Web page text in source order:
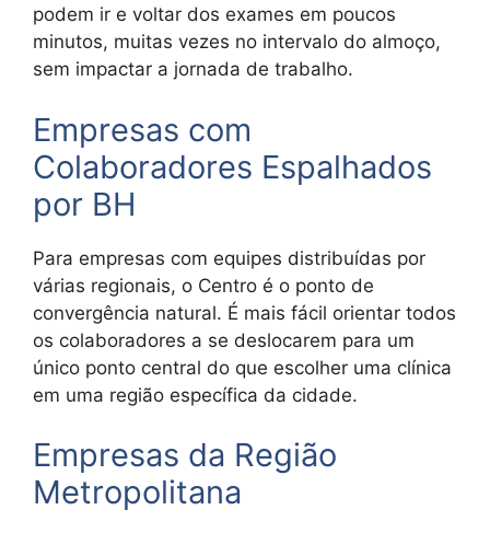
podem ir e voltar dos exames em poucos
minutos, muitas vezes no intervalo do almoço,
sem impactar a jornada de trabalho.
Empresas com
Colaboradores Espalhados
por BH
Para empresas com equipes distribuídas por
várias regionais, o Centro é o ponto de
convergência natural. É mais fácil orientar todos
os colaboradores a se deslocarem para um
único ponto central do que escolher uma clínica
em uma região específica da cidade.
Empresas da Região
Metropolitana